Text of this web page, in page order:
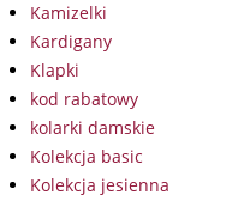
Kamizelki
Kardigany
Klapki
kod rabatowy
kolarki damskie
Kolekcja basic
Kolekcja jesienna